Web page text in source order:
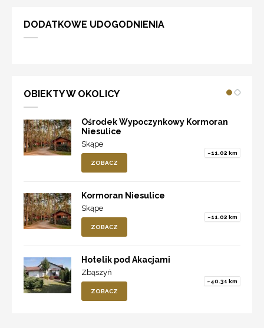
DODATKOWE UDOGODNIENIA
OBIEKTY W OKOLICY
Ośrodek Wypoczynkowy Kormoran
Niesulice
Skąpe
~11.02 km
ZOBACZ
Kormoran Niesulice
Skąpe
~11.02 km
ZOBACZ
Hotelik pod Akacjami
Zbąszyń
~40.31 km
ZOBACZ